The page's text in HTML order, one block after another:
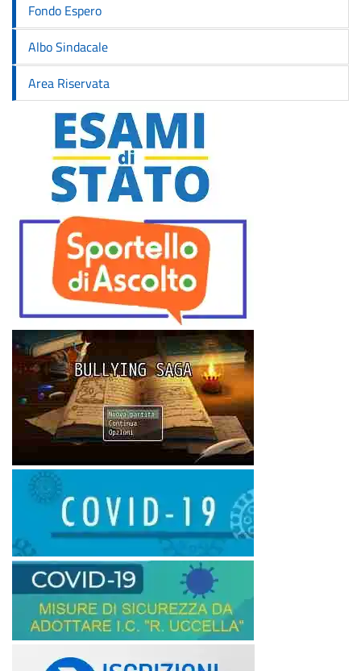
Fondo Espero
Albo Sindacale
Area Riservata